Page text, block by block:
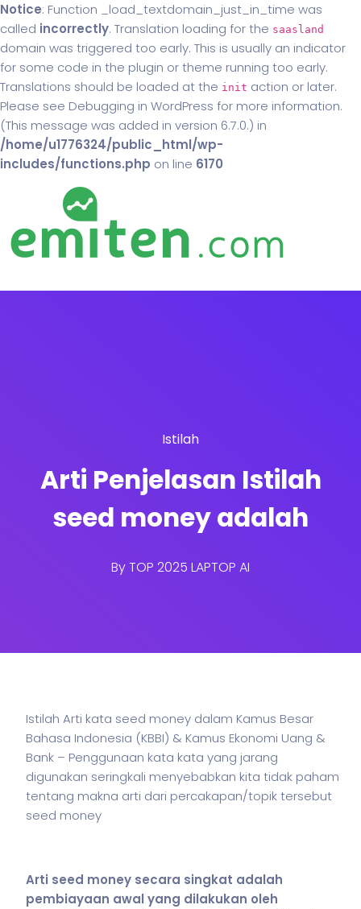
Notice: Function _load_textdomain_just_in_time was
called incorrectly. Translation loading for the saasland
domain was triggered too early. This is usually an indicator
for some code in the plugin or theme running too early.
Translations should be loaded at the init action or later.
Please see Debugging in WordPress for more information.
(This message was added in version 6.7.0.) in
/home/u1776324/public_html/wp-
includes/functions.php on line 6170
Istilah
Arti Penjelasan Istilah
seed money adalah
ByTOP 2025 LAPTOP AI
Istilah Arti kata seed money dalam Kamus Besar
Bahasa Indonesia (KBBI) & Kamus Ekonomi Uang &
Bank – Penggunaan kata kata yang jarang
digunakan seringkali menyebabkan kita tidak paham
tentang makna arti dari percakapan/topik tersebut
seed money
Arti seed money secara singkat adalah
pembiayaan awal yang dilakukan oleh